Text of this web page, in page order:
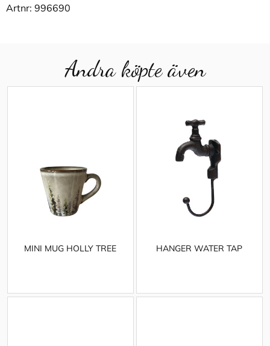
Artnr: 996690
Andra köpte även
MINI MUG HOLLY TREE HANGER WATER TAP